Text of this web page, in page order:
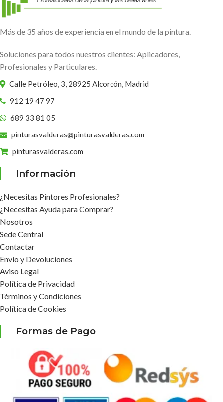
Más de 35 años de experiencia en el mundo de la pintura.
Soluciones para todos nuestros clientes: Aplicadores,
Profesionales y Particulares.
Calle Petróleo, 3, 28925 Alcorcón, Madrid
912 19 47 97
689 33 81 05
pinturasvalderas@pinturasvalderas.com
pinturasvalderas.com
Información
¿Necesitas Pintores Profesionales?
¿Necesitas Ayuda para Comprar?
Nosotros
Sede Central
Contactar
Envío y Devoluciones
Aviso Legal
Política de Privacidad
Términos y Condiciones
Política de Cookies
Formas de Pago